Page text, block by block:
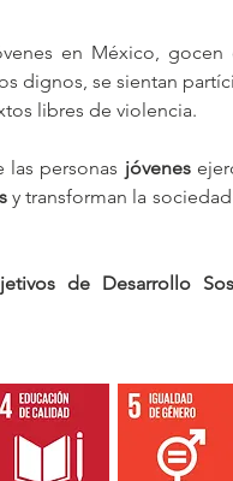
en México, gocen
dignos, se sientan
libres de violencia.
personas jóvenes
y transforman la
de Desarrollo